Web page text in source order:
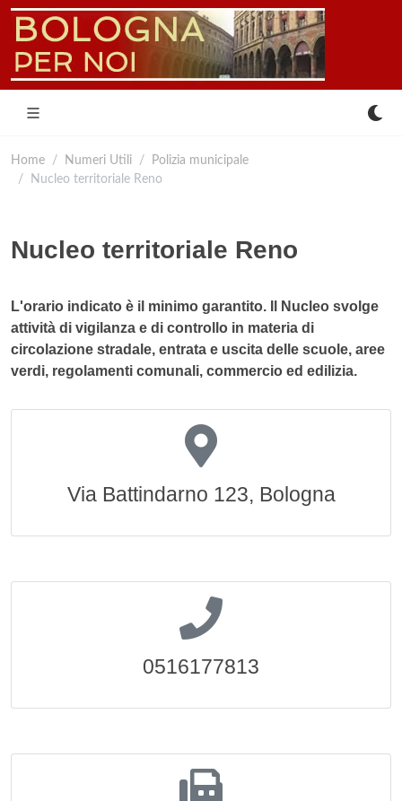
Home Numeri Utili
Polizia municipale
Nucleo territoriale Reno
Nucleo territoriale Reno
L'orario indicato è il minimo garantito. Il Nucleo svolge
attività di vigilanza e di controllo in materia di
circolazione stradale, entrata e uscita delle scuole, aree
verdi, regolamenti comunali, commercio ed edilizia.
Via Battindarno 123, Bologna
0516177813